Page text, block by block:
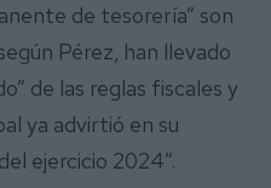
de tesorería” son
Pérez, han llevado
de las reglas fiscales y
ya advirtió en su
ejercicio 2024”.